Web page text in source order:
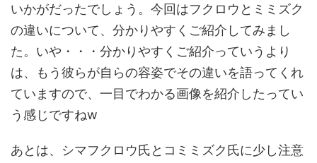
いかがだったでしょう。今回はフクロウとミミズク
の違いについて、分かりやすくご紹介してみまし
た。いや・・・分かりやすくご紹介っていうより
は、もう彼らが自らの容姿でその違いを語ってくれ
ていますので、一目でわかる画像を紹介したってい
う感じですねw
あとは、シマフクロウ氏とコミミズク氏に少し注意